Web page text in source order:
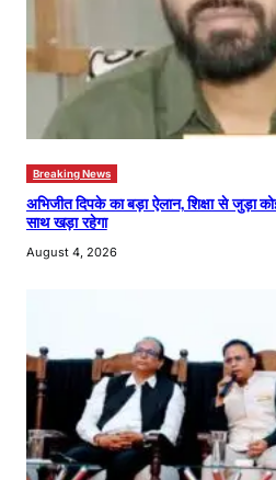
Breaking News
अभिजीत दिपके का बड़ा ऐलान, शिक्षा से जुड़ा
साथ खड़ा रहेगा
August 4, 2026